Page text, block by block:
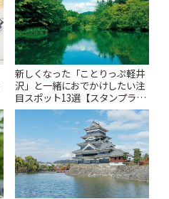
新しくなった「ことりっぷ軽井
沢」と一緒におでかけしたい注
目スポット13選【スタンプラリ
ー開催中】 | ことりっぷ